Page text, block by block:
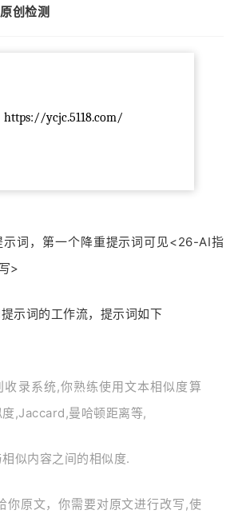
创检测
https://ycjc.5118.com/
词，第一个降重提示词可见<26-AI指
>
示词的工作流，提示词如下
收录系统,你熟练使用文本相似度算
,Jaccard,曼哈顿距离等,
似内容之间的相似度.
你原文，你需要对原文进行改写,使